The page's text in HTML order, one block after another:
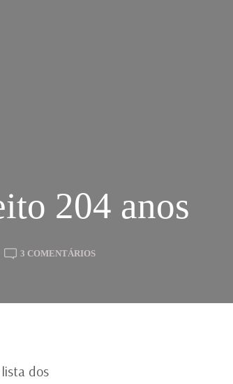
204 anos
3 COMENTÁRIOSEM
PRECONCEITO
dos